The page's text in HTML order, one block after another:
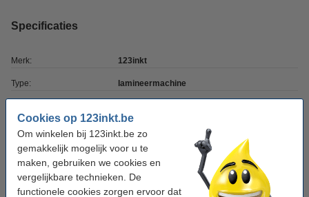
Cookies op 123inkt.be
Om winkelen bij 123inkt.be zo
gemakkelijk mogelijk voor u te
maken, gebruiken we cookies en
vergelijkbare technieken. De
functionele cookies zorgen ervoor dat
Specificaties
Merk: 123inkt
Type: lamineermachine
Papierformaat: A4
Opwarmtijd: 2 min
Max. hoesdikte: 2 x 125 micron